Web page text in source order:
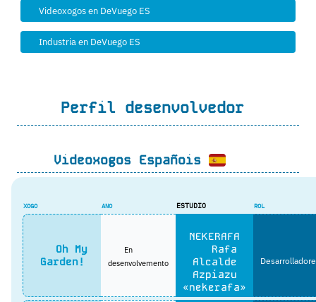
Videoxogos en DeVuego ES
Industria en DeVuego ES
Perfil desenvolvedor
Videoxogos Españois
XOGO ANO ESTUDIO ROL
Oh My
Garden!
En
desenvolvemento
NEKERAFA
Rafa
Alcalde
Azpiazu
«nekerafa»
Desarrolladore